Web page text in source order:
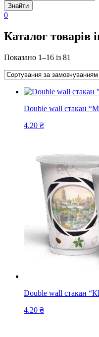
Знайти
0
Каталог товарів
Показано 1–16 із 81
Double wall стакан
4.20 ₴
Double wall стакан
4.20 ₴